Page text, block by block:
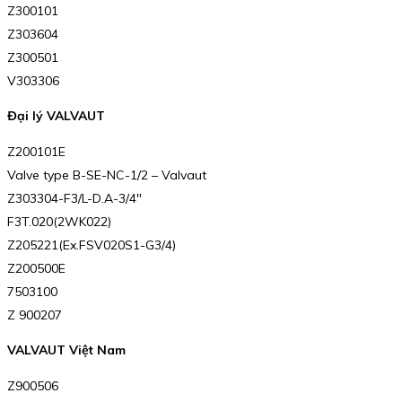
Z300101
Z303604
Z300501
V303306
Đại lý VALVAUT
Z200101E
Valve type B-SE-NC-1/2 – Valvaut
Z303304-F3/L-D.A-3/4″
F3T.020(2WK022)
Z205221(Ex.FSV020S1-G3/4)
Z200500E
7503100
Z 900207
VALVAUT Việt Nam
Z900506